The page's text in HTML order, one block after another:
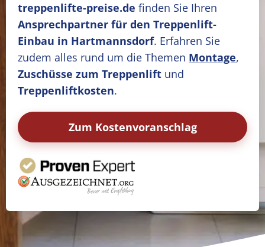
treppenlifte-preise.de finden Sie Ihren
Ansprechpartner für den Treppenlift-
Einbau in Hartmannsdorf. Erfahren Sie
zudem alles rund um die Themen Montage,
Zuschüsse zum Treppenlift und
Treppenliftkosten.
Zum Kostenvoranschlag